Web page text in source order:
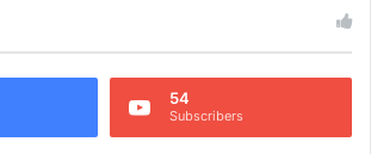
54
Subscribers